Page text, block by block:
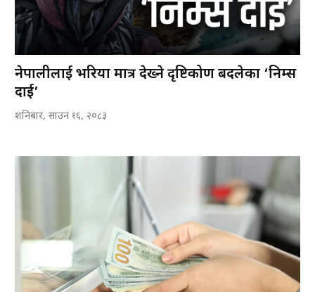
नेपालीलाई भरिया मात्र देख्ने दृष्टिकोण बदलेका ‘निम्स
दाई’
शनिबार, साउन १६, २०८३